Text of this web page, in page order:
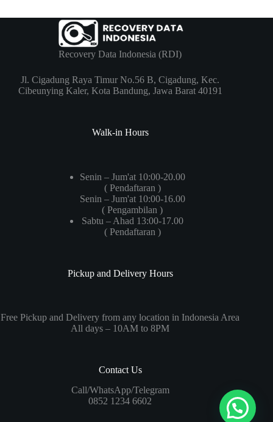
Recovery Data Indonesia (RDI)
Jl. Cigadung Raya Timur No.56 B, Cigadung, Kec.
Cibeunying Kaler, Kota Bandung, Jawa Barat 40191
Walk-in Hours
Senin – Jum'at 10:00-20.00
( Pendaftaran )
Senin – Jum'at 10:00-16.00
( Pengambilan )
Sabtu – Ahad 13:00-17.00
( Pendaftaran )
Pickup and Delivery Hours
Free Pickup and Delivery from any location in Indonesia Area
All days – 10AM to 8PM
Contact Us
Call/WhatsApp/Telegram
0852 1234 6602